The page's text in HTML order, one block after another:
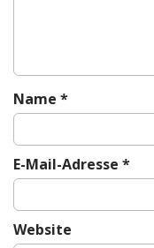
n
Name *
E-Mail-Adresse *
Website